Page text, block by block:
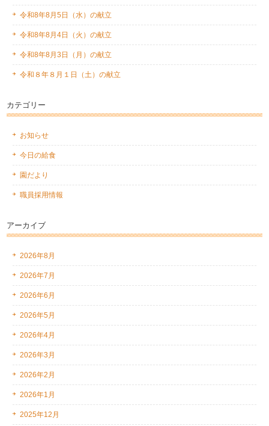
令和8年8月5日（水）の献立
令和8年8月4日（火）の献立
令和8年8月3日（月）の献立
令和８年８月１日（土）の献立
カテゴリー
お知らせ
今日の給食
園だより
職員採用情報
アーカイブ
2026年8月
2026年7月
2026年6月
2026年5月
2026年4月
2026年3月
2026年2月
2026年1月
2025年12月